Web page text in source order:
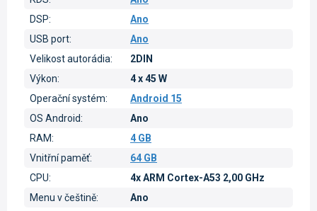
DSP:
Ano
USB port:
Ano
Velikost autorádia:
2DIN
Výkon:
4 x 45 W
Operační systém:
Android 15
OS Android:
Ano
RAM:
4 GB
Vnitřní paměť:
64 GB
CPU:
4x ARM Cortex-A53 2,00 GHz
Menu v češtině:
Ano